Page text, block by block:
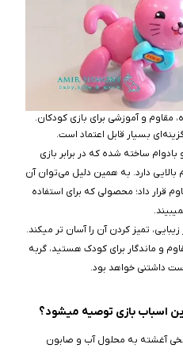
مقاوم و آموزشی برای بازی‌ کودکان.
بسیار قابل اعتماد است.
ساخته شده که در برابر بازی
بالایی دارد. به همین دلیل می‌توان آن
قرار داد؛ محصولی که برای استفاده
تمیز کردن آن را آسان‌ تر میکند.
و ماندگار برای کودک هستید، گربه
داشتنی خواهد بود.
اسباب‌ بازی توصیه میشود؟
آغشته به محلول آب و صابون